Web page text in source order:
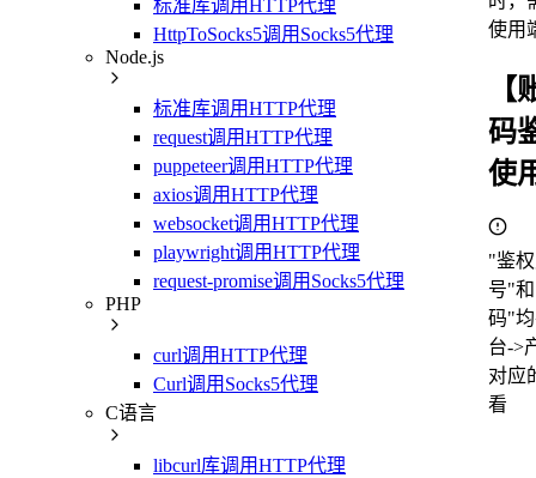
标准库调用HTTP代理
HttpToSocks5调用Socks5代理
Node.js
标准库调用HTTP代理
request调用HTTP代理
puppeteer调用HTTP代理
axios调用HTTP代理
websocket调用HTTP代理
playwright调用HTTP代理
request-promise调用Socks5代理
PHP
curl调用HTTP代理
Curl调用Socks5代理
C语言
libcurl库调用HTTP代理
使用
【
码
使
"鉴
号"
码"
台->
对应
看